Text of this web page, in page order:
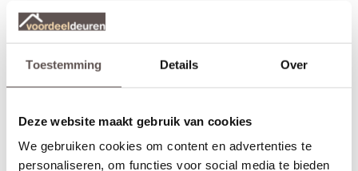
Toestemming Details Over
Deze website maakt gebruik van cookies
We gebruiken cookies om content en advertenties te
personaliseren, om functies voor social media te bieden
maakt. Bovendien is de deur direct klaar voor montage: het
Stompe Svedex deuren zijn altijdarmgeschaafd
. Opdekdeuren
zijn altijd voorzien van boringen voor de scharnieren op
opdekuitvoering, in elke denkbare standaardmaat of afwijkende
afmeting. Het is voor beide uitvoeringen van belang dat je de